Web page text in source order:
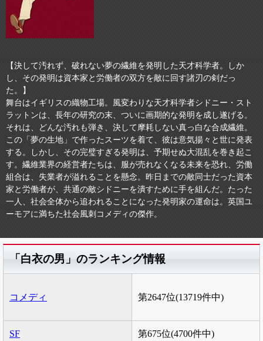
【決して汚れず、破れない夢の繊維を発明した天才科学者。しか
し、その発明は資本家と労働者の双方を敵に回す諸刃の剣だっ
た。】
舞台はイギリスの織物工場。風変わりな天才科学者シドニー・スト
ラットンは、長年の研究の末、ついに画期的な発明を成し遂げる。
それは、どんな汚れも弾き、決して摩耗しない真っ白な合成繊維。
この「夢の生地」で作ったスーツを着て、彼は意気揚々と世に発表
する。しかし、その完璧すぎる発明は、予期せぬ大混乱を巻き起こ
す。繊維業界の経営者たちは、服が売れなくなる未来を恐れ、労働
組合は、失業者が溢れることを懸念。昨日までの敵同士だった資本
家と労働者が、共通の敵シドニーを潰すために手を組んだ。たった
一人、社会全体から追われることになった発明家の運命は。英国ユ
ーモアに満ちた社会風刺コメディの傑作。
「白衣の男」のランキング情報
コメディ 第2647位(13719件中)
SF 第675位(4700件中)